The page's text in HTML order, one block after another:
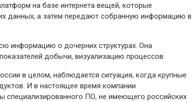
на базе интернета вещей, которые
данных, а затем передают собранную информацию в
информацию о дочерних структурах. Она
добычи, визуализацию процессов.
в целом, наблюдается ситуация, когда крупные
И в настоящее время компании
специализированного ПО, не имеющего российских